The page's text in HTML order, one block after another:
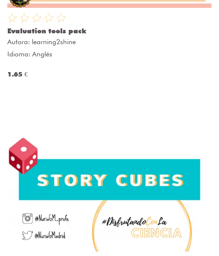
Evaluation tools pack
Autora: learning2shine
Idioma: Anglés
1.65 €